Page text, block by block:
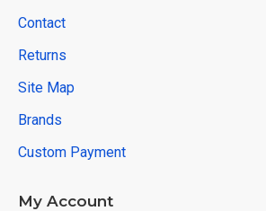
Contact
Returns
Site Map
Brands
Custom Payment
My Account